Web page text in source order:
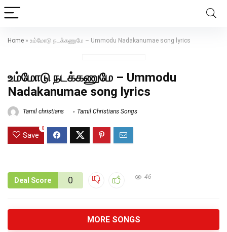
Home » உம்மோடு நடக்கணுமே – Ummodu Nadakanumae song lyrics
உம்மோடு நடக்கணுமே – Ummodu
Nadakanumae song lyrics
Tamil christians Tamil Christians Songs
Save
0
Deal Score 0 46
MORE SONGS